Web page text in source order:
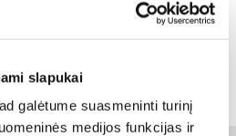
slapukai
galėtume suasmeninti turinį
medijos funkcijas ir